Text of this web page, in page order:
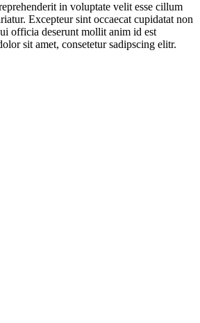
in voluptate velit esse cillum
Excepteur sint occaecat cupidatat non
officia deserunt mollit anim id est
sit amet, consetetur sadipscing elitr.